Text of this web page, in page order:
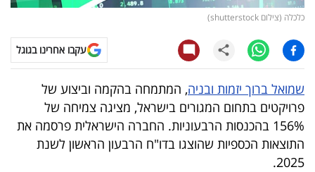
ויראלי
טלוויזיה
עסקי
ספורט
קריירה
ולימודים
כלכלה (צילום shutterstock)
עקבו אחרינו בגוגל
שמואל ברוך יזמות ובניה, המתמחה בהקמה וביצוע של
פרויקטים בתחום המגורים בישראל, מציגה צמיחה של
156% בהכנסות הרבעוניות. החברה הישראלית פרסמה את
התוצאות הכספיות שהוצגו בדו"ח הרבעון הראשון לשנת
2025.